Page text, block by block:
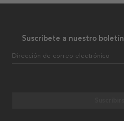
Suscríbete a nuestro boletín
Dirección de correo electrónico